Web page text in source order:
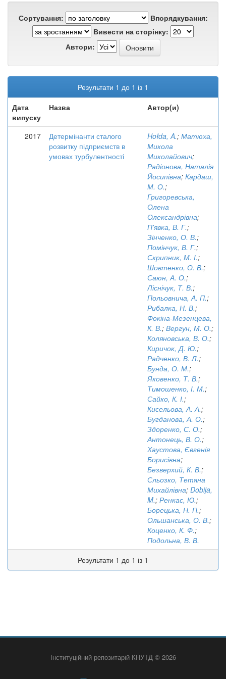
Сортування:
Впорядкування:
Вивести на сторінку:
Автори:
Результати 1 до 1 із 1
Дата
випуску
Назва Автор(и)
2017
Детермінанти сталого
розвитку підприємств в
умовах турбулентності
Hołda, A.; Матюха,
Микола
Миколайович;
Радіонова, Наталія
Йосипівна; Кардаш,
М. О.;
Григоревська,
Олена
Олександрівна;
П'явка, В. Г.;
Зінченко, О. В.;
Помінчук, В. Г.;
Скрипник, М. І.;
Шовтенко, О. В.;
Саюн, А. О.;
Ліснічук, Т. В.;
Польовнича, А. П.;
Рибалка, Н. В.;
Фокіна-Мезенцева,
К. В.; Вергун, М. О.;
Коляновська, В. О.;
Киричок, Д. Ю.;
Радченко, В. Л.;
Бунда, О. М.;
Яковенко, Т. В.;
Тимошенко, І. М.;
Сайко, К. І.;
Кисельова, А. А.;
Бугданова, А. О.;
Здоренко, С. О.;
Антонець, В. О.;
Хаустова, Євгенія
Борисівна;
Безверхий, К. В.;
Сльозко, Тетяна
Михайлівна; Dobija,
M.; Ренкас, Ю.;
Борецька, Н. П.;
Ольшанська, О. В.;
Коценко, К. Ф.;
Подольна, В. В.
Результати 1 до 1 із 1
Інституційний репозитарій КНУТД © 2026